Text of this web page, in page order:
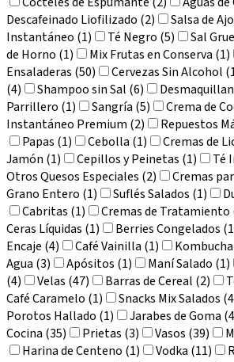
Descafeinado Liofilizado (2)
Salsa de
Instantáneo (1)
Té Negro (5) Sal
de Horno (1)
Mix Frutas en Conserva (1)
Ensaladeras (50)
Cervezas Sin Alcohol
(4)
Shampoo sin Sal (6)
Parrillero (1)
Sangría (5) Crema de
Instantáneo Premium (2)
Repuestos
Papas (1)
Cebolla (1) Cremas de
Jamón (1)
Cepillos y Peinetas (1)
Té
Otros Quesos Especiales (2)
Cremas
Grano Entero (1)
Suflés Salados (1)
Cabritas (1)
Cremas de Tratamiento
Ceras Líquidas (1)
Berries Congelados
Encaje (4)
Café Vainilla (1)
Agua (3)
Apósitos (1) Maní Salado (1)
(4)
Velas (47) Barras de Cereal (2)
Café Caramelo (1)
Snacks Mix Salados
Porotos Hallado (1)
Jarabes de Goma
Cocina (35)
Prietas (3) Vasos (39)
Harina de Centeno (1)
Vodka (11)